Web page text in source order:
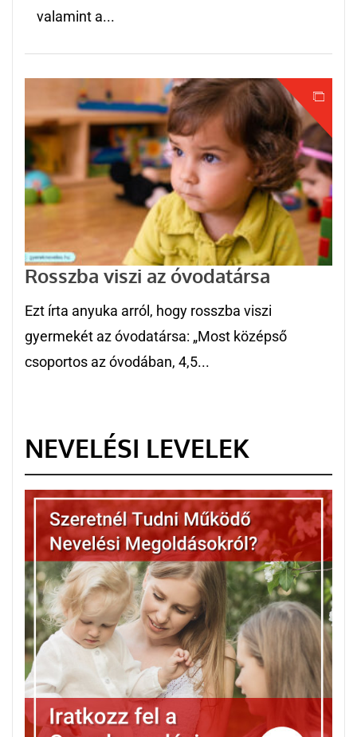
valamint a...
Rosszba viszi az óvodatársa
Ezt írta anyuka arról, hogy rosszba viszi
gyermekét az óvodatársa: „Most középső
csoportos az óvodában, 4,5...
NEVELÉSI LEVELEK